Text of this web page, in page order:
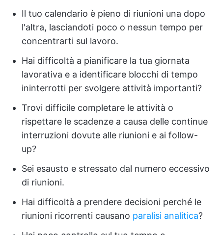
Il tuo calendario è pieno di riunioni una dopo
l'altra, lasciandoti poco o nessun tempo per
concentrarti sul lavoro.
Hai difficoltà a pianificare la tua giornata
lavorativa e a identificare blocchi di tempo
ininterrotti per svolgere attività importanti?
Trovi difficile completare le attività o
rispettare le scadenze a causa delle continue
interruzioni dovute alle riunioni e ai follow-
up?
Sei esausto e stressato dal numero eccessivo
di riunioni.
Hai difficoltà a prendere decisioni perché le
riunioni ricorrenti causano paralisi analitica?